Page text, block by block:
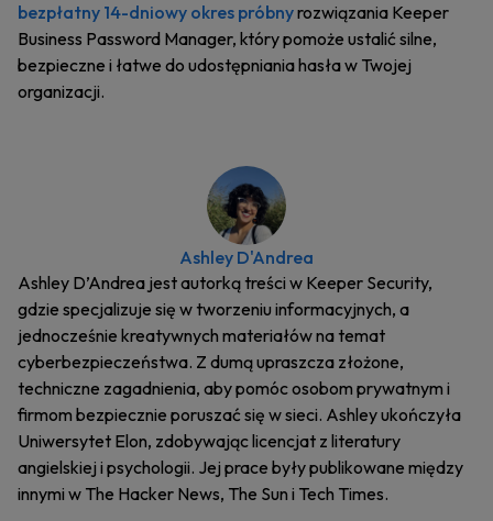
bezpłatny 14-dniowy okres próbnyrozwiązania Keeper
Business Password Manager, który pomoże ustalić silne,
bezpieczne i łatwe do udostępniania hasła w Twojej
organizacji.
Ashley D'Andrea
Ashley D’Andrea jest autorką treści w Keeper Security,
gdzie specjalizuje się w tworzeniu informacyjnych, a
jednocześnie kreatywnych materiałów na temat
cyberbezpieczeństwa. Z dumą upraszcza złożone,
techniczne zagadnienia, aby pomóc osobom prywatnym i
firmom bezpiecznie poruszać się w sieci. Ashley ukończyła
Uniwersytet Elon, zdobywając licencjat z literatury
angielskiej i psychologii. Jej prace były publikowane między
innymi w The Hacker News, The Sun i Tech Times.